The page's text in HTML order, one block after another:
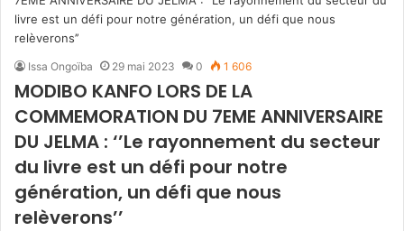
Issa Ongoïba 29 mai 2023 0 1 606
MODIBO KANFO LORS DE LA
COMMEMORATION DU 7EME ANNIVERSAIRE
DU JELMA : ‘’Le rayonnement du secteur
du livre est un défi pour notre
génération, un défi que nous
relèverons’’